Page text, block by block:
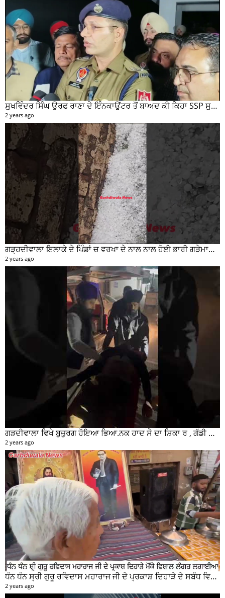
ਸੁਖਵਿੰਦਰ ਸਿੰਘ ਉਰਫ ਰਾਣਾ ਦੇ ਇੰਨਕਾਉਂਟਰ ਤੋਂ ਬਾਅਦ ਕੀ ਕਿਹਾ SSP ਸੁਰੇਂਦਰ ਲਾਂਬਾ ਤੁਸੀਂ ਵੀ ਸੁਣੋ...
2 years ago
ਗੜ੍ਹਦੀਵਾਲਾ ਇਲਾਕੇ ਦੇ ਪਿੰਡਾਂ ਚ ਵਰਖਾ ਦੇ ਨਾਲ ਨਾਲ ਹੋਈ ਭਾਰੀ ਗੜੇਮਾਰੀ ਦੀਆਂ ਦੇਖੋ ਤਸਵੀਰਾਂ #garhdiwala #snow
2 years ago
ਗੜਦੀਵਾਲਾ ਵਿਖੇ ਬੁਜ਼ੁਰਗ ਹੋਇਆ ਭਿਆ.ਨਕ ਹਾਦ ਸੇ ਦਾ ਸ਼ਿਕਾ ਰ , ਗੱਡੀ ਸਵਾਰ ਮੌਕੇ ਤੋ ਫਰਾਰ
2 years ago
ਧੰਨ ਧੰਨ ਸ੍ਰੀ ਗੁਰੂ ਰਵਿਦਾਸ ਮਹਾਰਾਜ ਜੀ ਦੇ ਪ੍ਰਕਾਸ਼ ਦਿਹਾੜੇ ਦੇ ਸਬੰਧ ਵਿਚ ਮੇਨ ਰੋੜ ਵਿਖੇ ਲਾਗਾਇਆ ਵਿਸ਼ਾਲ ਲੰਗਰ
2 years ago